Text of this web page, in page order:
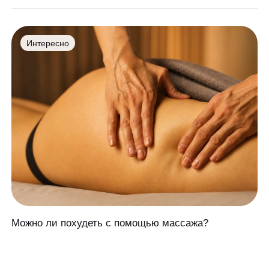
Интересно
Можно ли похудеть с помощью массажа?